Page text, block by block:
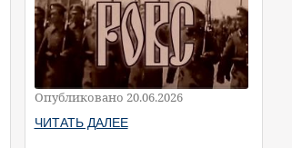
Опубликовано 20.06.2026
ЧИТАТЬ ДАЛЕЕ